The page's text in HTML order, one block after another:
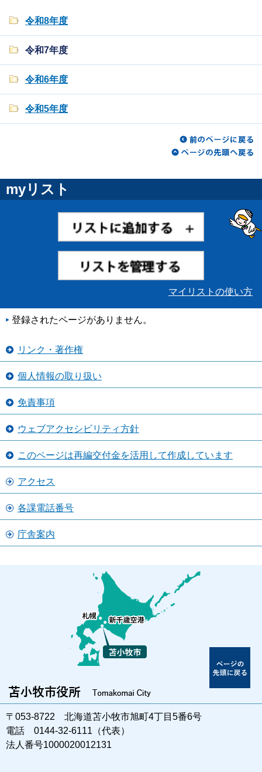
令和8年度
令和7年度
令和6年度
令和5年度
myリスト
マイリストの使い方
登録されたページがありません。
リンク・著作権
個人情報の取り扱い
免責事項
ウェブアクセシビリティ方針
このページは再編交付金を活用して作成しています
アクセス
各課電話番号
庁舎案内
〒053-8722 北海道苫小牧市旭町4丁目5番6号
電話 0144-32-6111（代表）
法人番号1000020012131